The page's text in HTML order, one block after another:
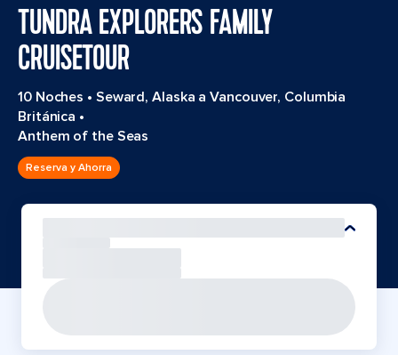
TUNDRA EXPLORERS FAMILY
CRUISETOUR
10 Noches • Seward, Alaska a Vancouver, Columbia
Británica •
Anthem of the Seas
Reserva y Ahorra